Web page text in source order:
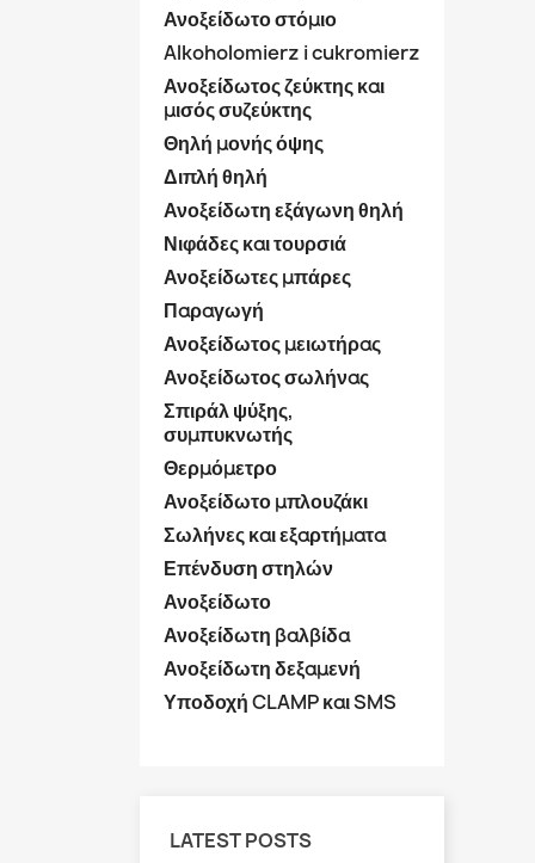
Ανοξείδωτο στόμιο
Alkoholomierz i cukromierz
Ανοξείδωτος ζεύκτης και
μισός συζεύκτης
Θηλή μονής όψης
Διπλή θηλή
Ανοξείδωτη εξάγωνη θηλή
Νιφάδες και τουρσιά
Ανοξείδωτες μπάρες
Παραγωγή
Ανοξείδωτος μειωτήρας
Ανοξείδωτος σωλήνας
Σπιράλ ψύξης,
συμπυκνωτής
Θερμόμετρο
Ανοξείδωτο μπλουζάκι
Σωλήνες και εξαρτήματα
Επένδυση στηλών
Ανοξείδωτο
Ανοξείδωτη βαλβίδα
Ανοξείδωτη δεξαμενή
Υποδοχή CLAMP και SMS
LATEST POSTS